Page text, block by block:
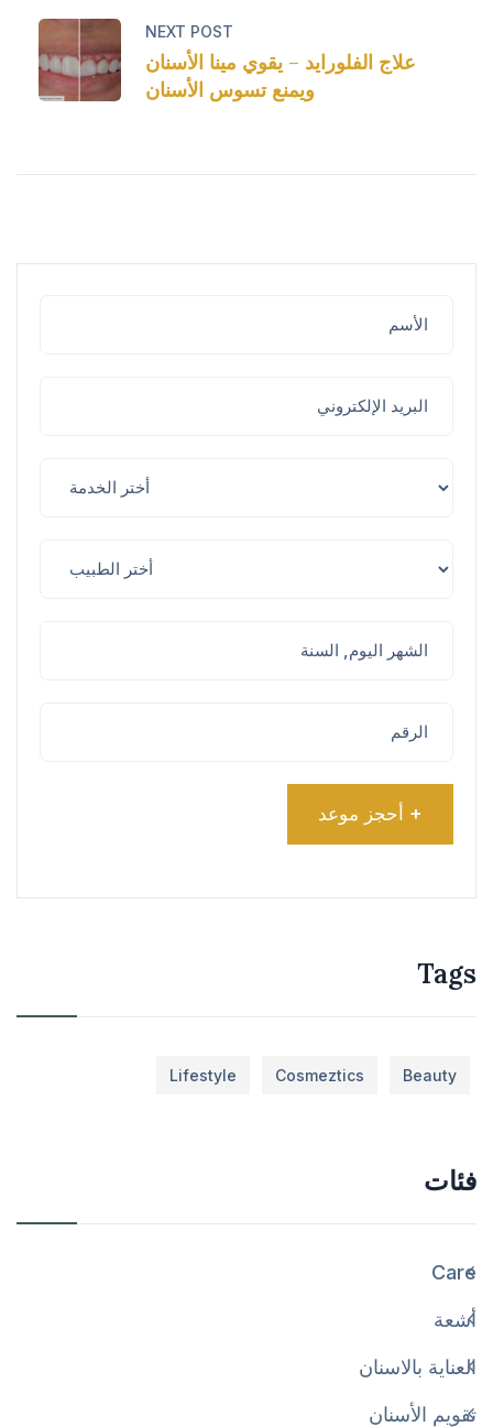
NEXT POST
علاج الفلورايد – يقوي مينا الأسنان
ويمنع تسوس الأسنان
Tags
Beauty
Cosmeztics
Lifestyle
فئات
Care
أشعة
العناية بالاسنان
تقويم الأسنان